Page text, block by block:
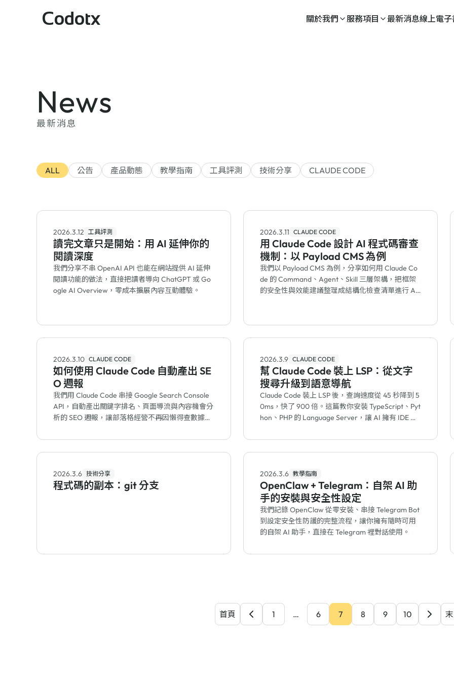
Codotx 關於我們 服務項目 最新消息線上電子
News
最新消息
ALL 公告 產品動態 教學指南 工具評測 技術分享 CLAUDE CODE
2026.3.12 工具評測
讀完文章只是開始：用 AI 延伸你的
閱讀深度
我們分享不串 OpenAI API 也能在網站提供 AI 延伸
閱讀功能的做法，直接把讀者導向 ChatGPT 或 Go
ogle AI Overview，零成本擴展內容互動體驗。
2026.3.11 CLAUDE CODE
用 Claude Code 設計 AI 程式碼審查
機制：以 Payload CMS 為例
我們以 Payload CMS 為例，分享如何用 Claude Co
de 的 Command、Agent、Skill 三層架構，把框架
的安全性與效能建議整理成結構化檢查清單進行 AI
2026.3.10 CLAUDE CODE
如何使用 Claude Code 自動產出 SE
O 週報
我們用 Claude Code 串接 Google Search Console
API，自動產出關鍵字排名、頁面導流與內容機會分
析的 SEO 週報，讓部落格經營不再因懶得查數據而
2026.3.9 CLAUDE CODE
幫 Claude Code 裝上 LSP：從文字
搜尋升級到語意導航
Claude Code 裝上 LSP 後，查詢速度從 45 秒降到 5
0ms，快了 900 倍。這篇教你安裝 TypeScript、Pyt
hon、PHP 的 Language Server，讓 AI 擁有 IDE 等
2026.3.6 技術分享
程式碼的副本：git 分支
2026.3.6 教學指南
OpenClaw + Telegram：自架 AI 助
手的安裝與安全性設定
我們記錄 OpenClaw 從零安裝、串接 Telegram Bot
到設定安全性防護的完整流程，讓你擁有隨時可用
的自架 AI 助手，直接在 Telegram 裡對話使用。
首頁 1 … 6 7 8 9 10